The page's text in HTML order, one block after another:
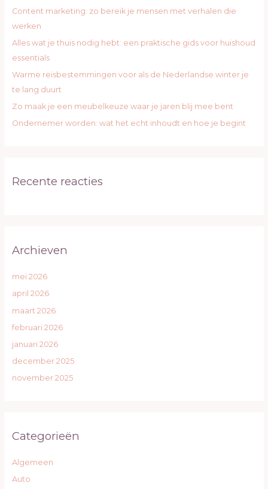
a
r
:
Content marketing: zo bereik je mensen met verhalen die
werken
Alles wat je thuis nodig hebt: een praktische gids voor huishoud
essentials
Warme reisbestemmingen voor als de Nederlandse winter je
te lang duurt
Zo maak je een meubelkeuze waar je jaren blij mee bent
Ondernemer worden: wat het echt inhoudt en hoe je begint
Recente reacties
Archieven
mei 2026
april 2026
maart 2026
februari 2026
januari 2026
december 2025
november 2025
Categorieën
Algemeen
Auto